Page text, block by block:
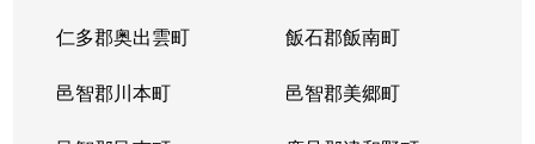
仁多郡奥出雲町 飯石郡飯南町
邑智郡川本町 邑智郡美郷町